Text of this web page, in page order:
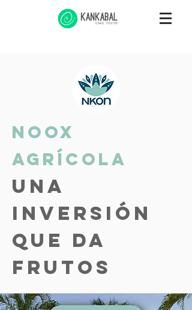
noox
agrícola
una
inversión
que da
frutos